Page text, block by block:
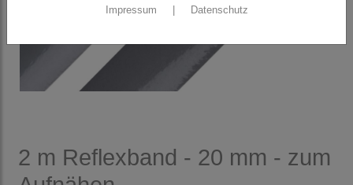
2 m Reflexband - 20 mm - zum
Impressum Datenschutz